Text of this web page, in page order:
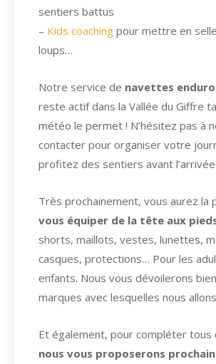
sentiers battus
– Kids coachingpour mettre en
loups…
Notre service de navettes
reste actif dans la Vallée du Giffre
météo le permet ! N’hésitez pas à
contacter pour organiser votre
profitez des sentiers avant
Très prochainement, vous aurez la
vous équiper de la tête aux
shorts, maillots, vestes, lunettes,
casques, protections… Pour les
enfants. Nous vous dévoilerons
marques avec lesquelles nous
Et également, pour compléter tous
nous vous proposerons